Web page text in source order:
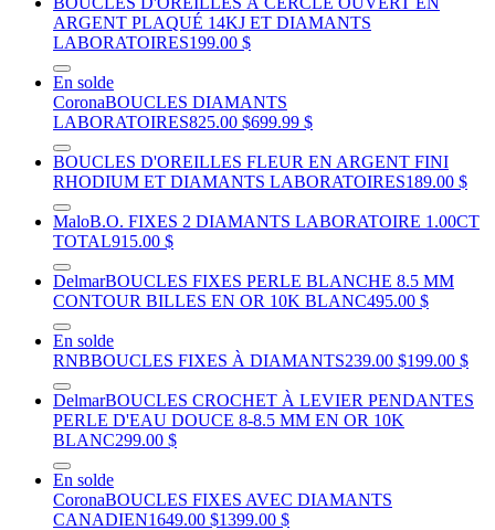
ARGENT PLAQUÉ 14KJ ET DIAMANTS
LABORATOIRES199.00 $
En solde
CoronaBOUCLES DIAMANTS
LABORATOIRES825.00 $699.99 $
BOUCLES D'OREILLES FLEUR EN ARGENT FINI
RHODIUM ET DIAMANTS LABORATOIRES189.00 $
MaloB.O. FIXES 2 DIAMANTS LABORATOIRE 1.00CT
TOTAL915.00 $
DelmarBOUCLES FIXES PERLE BLANCHE 8.5 MM
CONTOUR BILLES EN OR 10K BLANC495.00 $
En solde
RNBBOUCLES FIXES À DIAMANTS239.00 $199.00 $
DelmarBOUCLES CROCHET À LEVIER PENDANTES
PERLE D'EAU DOUCE 8-8.5 MM EN OR 10K
BLANC299.00 $
En solde
CoronaBOUCLES FIXES AVEC DIAMANTS
CANADIEN1649.00 $1399.00 $